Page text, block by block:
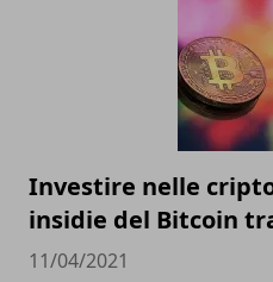
Investire nelle
insidie del Bitcoin
11/04/2021